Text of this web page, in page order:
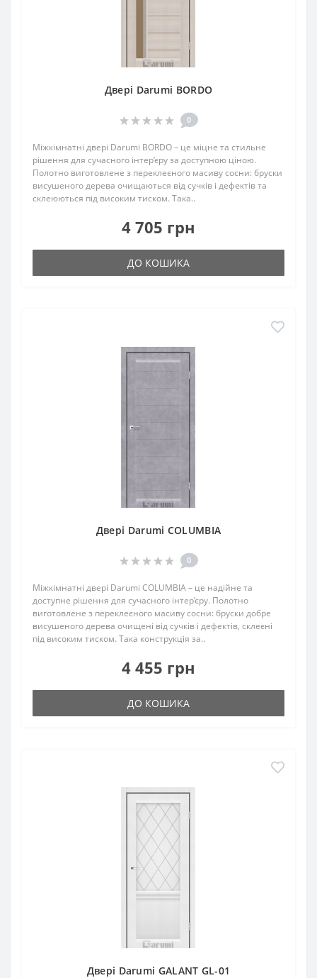
Двері Darumi BORDO
0
Міжкімнатні двері Darumi BORDO – це міцне та стильне
рішення для сучасного інтер’єру за доступною ціною.
Полотно виготовлене з переклеєного масиву сосни: бруски
висушеного дерева очищаються від сучків і дефектів та
склеюються під високим тиском. Така..
4 705 грн
ДО КОШИКА
Двері Darumi COLUMBIA
0
Міжкімнатні двері Darumi COLUMBIA – це надійне та
доступне рішення для сучасного інтер’єру. Полотно
виготовлене з переклеєного масиву сосни: бруски добре
висушеного дерева очищені від сучків і дефектів, склеєні
під високим тиском. Така конструкція за..
4 455 грн
ДО КОШИКА
Двері Darumi GALANT GL-01